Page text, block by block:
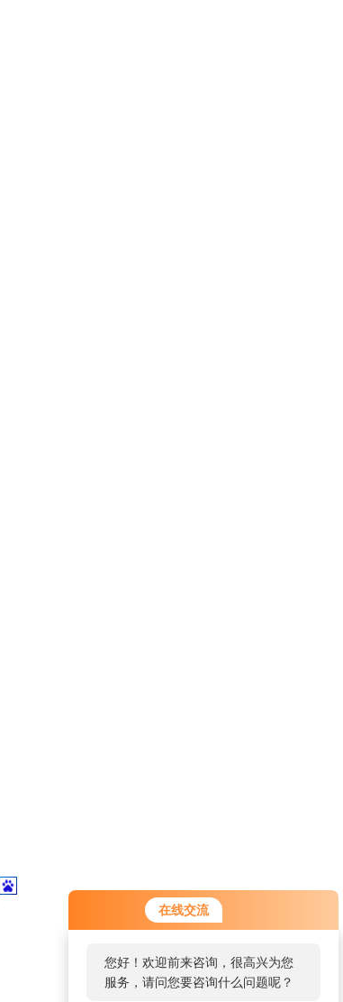
在线交流
您好！欢迎前来咨询，很高兴为您
服务，请问您要咨询什么问题呢？